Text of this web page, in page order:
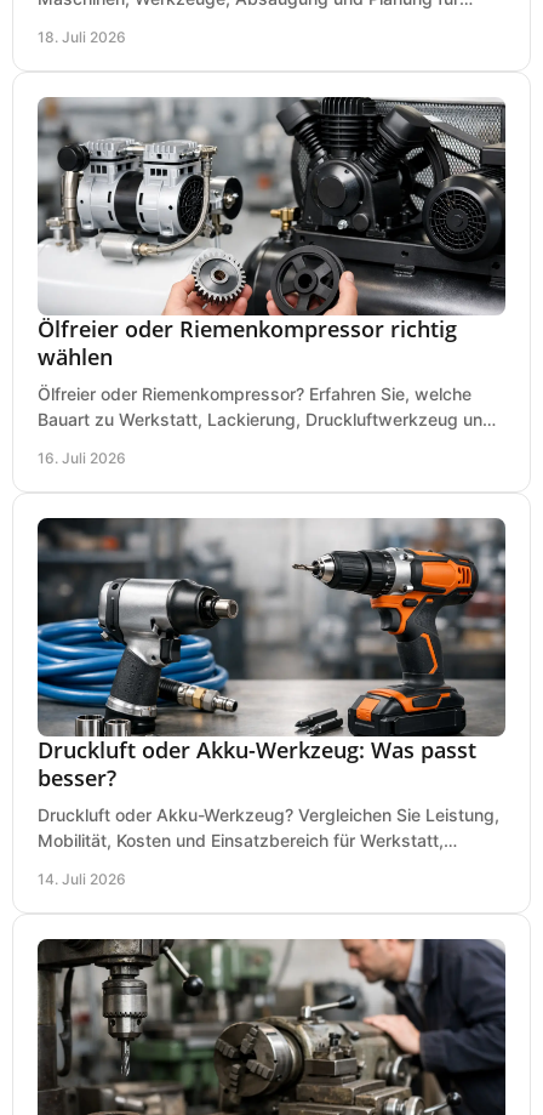
18. Juli 2026
Ölfreier oder Riemenkompressor richtig
wählen
Ölfreier oder Riemenkompressor? Erfahren Sie, welche
Bauart zu Werkstatt, Lackierung, Druckluftwerkzeug und
16. Juli 2026
Druckluft oder Akku-Werkzeug: Was passt
besser?
Druckluft oder Akku-Werkzeug? Vergleichen Sie Leistung,
Mobilität, Kosten und Einsatzbereich für Werkstatt,
14. Juli 2026